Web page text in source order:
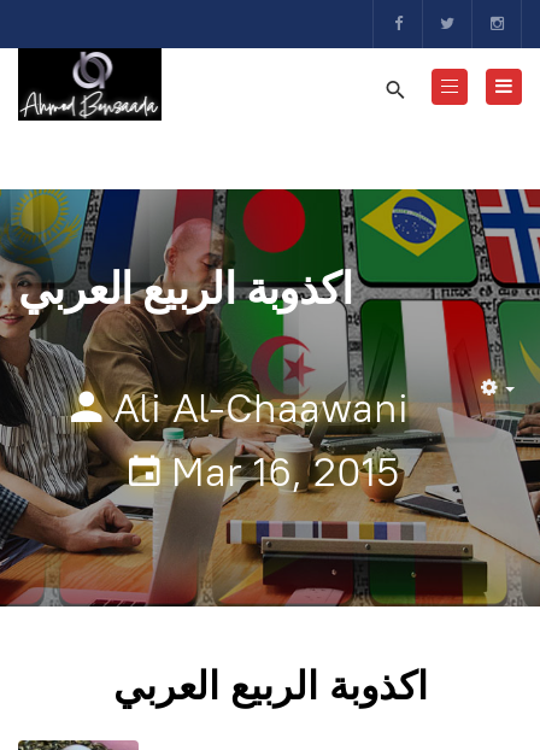
اكذوبة الربيع العربي
Ali Al-Chaawani
Mar 16, 2015
اكذوبة الربيع العربي